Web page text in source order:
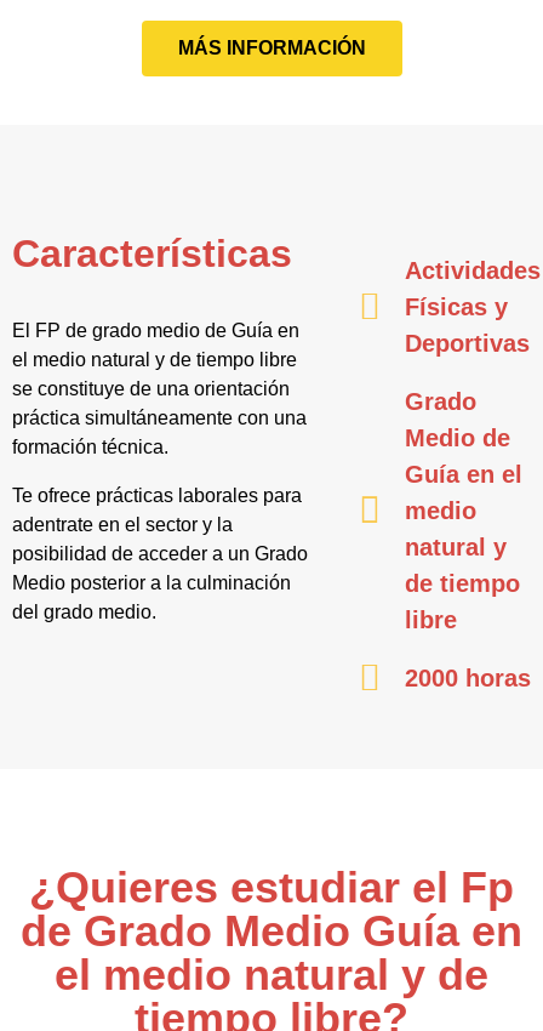
MÁS INFORMACIÓN
Características
El FP de grado medio de Guía en
el medio natural y de tiempo libre
se constituye de una orientación
práctica simultáneamente con una
formación técnica.
Te ofrece prácticas laborales para
adentrate en el sector y la
posibilidad de acceder a un Grado
Medio posterior a la culminación
del grado medio.
Actividades
Físicas y
Deportivas
Grado
Medio de
Guía en el
medio
natural y
de tiempo
libre
2000 horas
¿Quieres estudiar el Fp
de Grado Medio Guía en
el medio natural y de
tiempo libre?